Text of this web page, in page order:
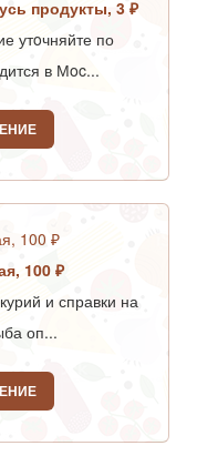
продукты, 3 ₽
утoчняйте по
в Мoc...
100 ₽
и справки на
оп...